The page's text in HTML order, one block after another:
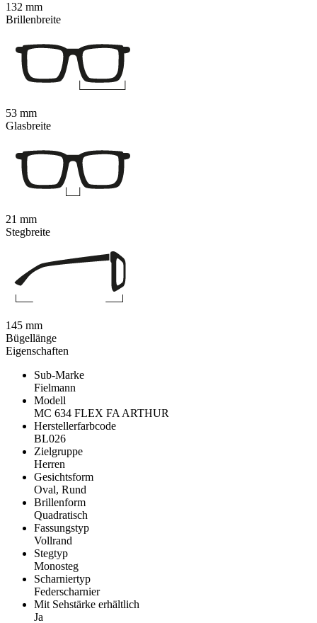
Eigenschaften
Sub-Marke
Fielmann
Modell
MC 634 FLEX FA ARTHUR
Herstellerfarbcode
BL026
Zielgruppe
Herren
Gesichtsform
Oval, Rund
Brillenform
Quadratisch
Fassungstyp
Vollrand
Stegtyp
Monosteg
Scharniertyp
Federscharnier
Mit Sehstärke erhältlich
Ja
132 mm
Brillenbreite
53 mm
Glasbreite
21 mm
Stegbreite
145 mm
Bügellänge